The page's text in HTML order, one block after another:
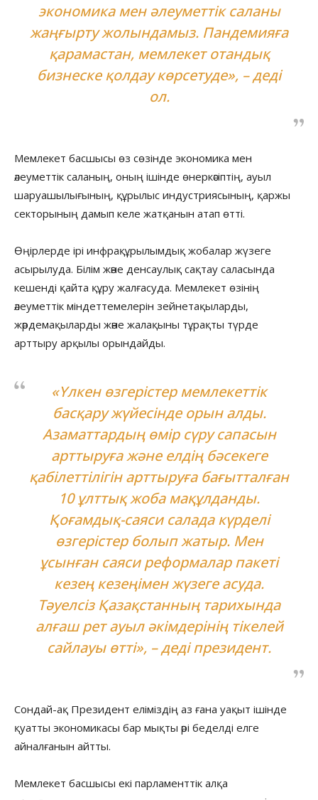
экономика мен әлеуметтік саланы
жаңғырту жолындамыз. Пандемияға
қарамастан, мемлекет отандық
бизнеске қолдау көрсетуде», – деді
ол.
Мемлекет басшысы өз сөзінде экономика мен
әлеуметтік саланың, оның ішінде өнеркәсіптің, ауыл
шаруашылығының, құрылыс индустриясының, қаржы
секторының дамып келе жатқанын атап өтті.
Өңірлерде ірі инфрақұрылымдық жобалар жүзеге
асырылуда. Білім және денсаулық сақтау саласында
кешенді қайта құру жалғасуда. Мемлекет өзінің
әлеуметтік міндеттемелерін зейнетақыларды,
жәрдемақыларды және жалақыны тұрақты түрде
арттыру арқылы орындайды.
«Үлкен өзгерістер мемлекеттік
басқару жүйесінде орын алды.
Азаматтардың өмір сүру сапасын
арттыруға және елдің бәсекеге
қабілеттілігін арттыруға бағытталған
10 ұлттық жоба мақұлданды.
Қоғамдық-саяси салада күрделі
өзгерістер болып жатыр. Мен
ұсынған саяси реформалар пакеті
кезең кезеңімен жүзеге асуда.
Тәуелсіз Қазақстанның тарихында
алғаш рет ауыл әкімдерінің тікелей
сайлауы өтті», – деді президент.
Сондай-ақ Президент еліміздің аз ғана уақыт ішінде
қуатты экономикасы бар мықты әрі беделді елге
айналғанын айтты.
Мемлекет басшысы екі парламенттік алқа